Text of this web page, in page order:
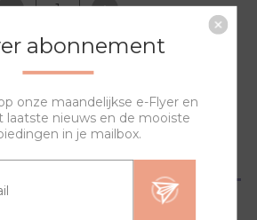
NAAR WINKELWAGEN
abonnement
onze maandelijkse e-Flyer en
laatste nieuws en de mooiste
in je mailbox.